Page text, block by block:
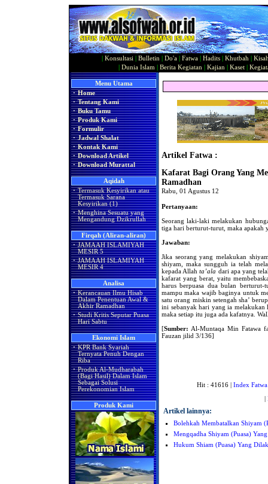
Konsultasi Bulletin Do'a Fatwa Hadits Khutbah
Dunia Islam Berita Kegiatan Kajian Kaset|
Menu Utama
· Home
· Tentang Kami
· Buku Tamu
· Produk Kami
· Formulir
· Jadwal Shalat
· Kontak Kami
· Download Artikel
· Download Murattal
Aqidah
· Termasuk Kesyirikan atau
Termasuk Sarana
Kesyirikan (1)
· Menghina Sesuatu yang
Mengandung Dzikrullah
Firqah (Aliran-aliran)
· JAMAAH ISLAMIYAH
MESIR 5
· JAMAAH ISLAMIYAH
MESIR 4
Analisa
· Kerancauan Ilmu Hisab
Dalam Penentuan Awal &
Akhir Ramadhan
· Studi Kritis Seputar Puasa
Hari Sabtu
Ekonomi Islam
· KPR Bank Syariah
Ternyata Penuh Dengan
Riba
· Produk Al-Mudharabah
(Bagi Hasil) Dalam Islam
Sebagai Solusi
Perekonomian Islam
Produk Kami
Artikel Fatwa :
Kafarat Bagi Orang Yang
Ramadhan
Rabu, 01 Agustus 12
Pertanyaan:
Seorang laki-laki melakukan
tiga hari berturut-turut, maka apakah
Jawaban:
Jika seorang yang melakukan
shiyam, maka sungguh ia telah
kepada Allahta’ala dari apa yang
kafarat yang berat, yaitu
harus berpuasa dua bulan
mampu maka wajib baginya untuk
satu orang miskin setengah sha’
ini sebanyak hari yang ia melakukan
maka setiap itu juga ada kafatnya.
[Sumber: Al-Muntaqa Min Fatawa
Fauzan jilid 3/136]
Hit : 41616 | Index Fatwa
|
Artikel lainnya:
Bolehkah Membatalkan Shiyam
Mengqadha Shiyam (Puasa)
Hukum Shiam (Puasa) Yang